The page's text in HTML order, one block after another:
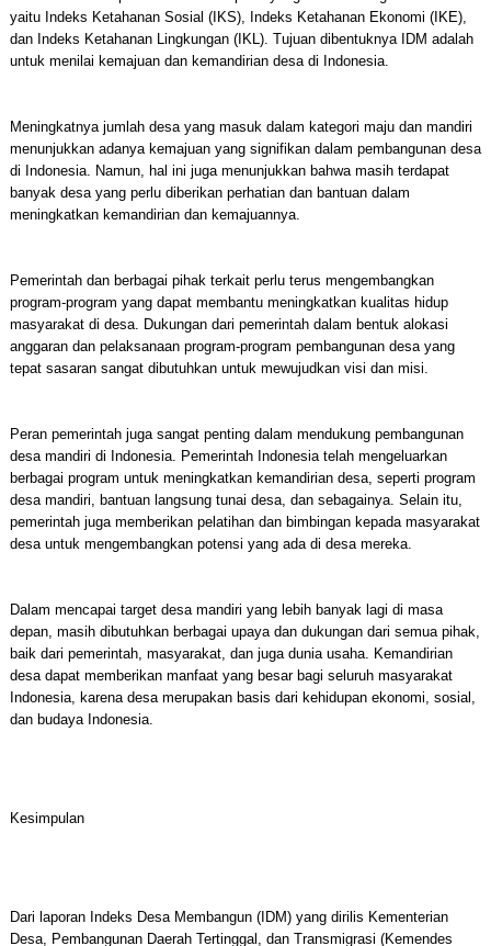
yaitu Indeks Ketahanan Sosial (IKS), Indeks Ketahanan Ekonomi (IKE),
dan Indeks Ketahanan Lingkungan (IKL). Tujuan dibentuknya IDM adalah
untuk menilai kemajuan dan kemandirian desa di Indonesia.
Meningkatnya jumlah desa yang masuk dalam kategori maju dan mandiri
menunjukkan adanya kemajuan yang signifikan dalam pembangunan desa
di Indonesia. Namun, hal ini juga menunjukkan bahwa masih terdapat
banyak desa yang perlu diberikan perhatian dan bantuan dalam
meningkatkan kemandirian dan kemajuannya.
Pemerintah dan berbagai pihak terkait perlu terus mengembangkan
program-program yang dapat membantu meningkatkan kualitas hidup
masyarakat di desa. Dukungan dari pemerintah dalam bentuk alokasi
anggaran dan pelaksanaan program-program pembangunan desa yang
tepat sasaran sangat dibutuhkan untuk mewujudkan visi dan misi.
Peran pemerintah juga sangat penting dalam mendukung pembangunan
desa mandiri di Indonesia. Pemerintah Indonesia telah mengeluarkan
berbagai program untuk meningkatkan kemandirian desa, seperti program
desa mandiri, bantuan langsung tunai desa, dan sebagainya. Selain itu,
pemerintah juga memberikan pelatihan dan bimbingan kepada masyarakat
desa untuk mengembangkan potensi yang ada di desa mereka.
Dalam mencapai target desa mandiri yang lebih banyak lagi di masa
depan, masih dibutuhkan berbagai upaya dan dukungan dari semua pihak,
baik dari pemerintah, masyarakat, dan juga dunia usaha. Kemandirian
desa dapat memberikan manfaat yang besar bagi seluruh masyarakat
Indonesia, karena desa merupakan basis dari kehidupan ekonomi, sosial,
dan budaya Indonesia.
Kesimpulan
Dari laporan Indeks Desa Membangun (IDM) yang dirilis Kementerian
Desa, Pembangunan Daerah Tertinggal, dan Transmigrasi (Kemendes